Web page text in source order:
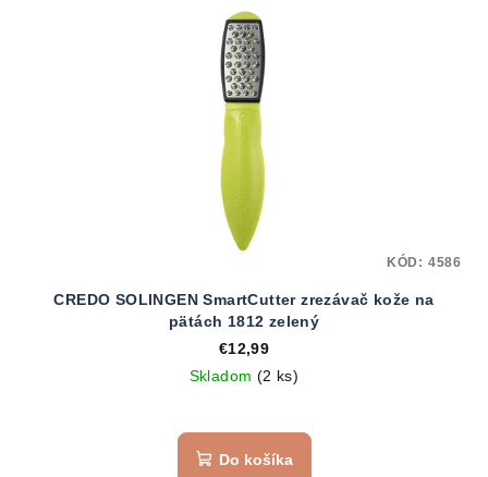
CREDO SOLINGEN SmartCutter zrezávač kože na
pätách 1812 zelený
€12,99
Skladom (2 ks)
Do košíka
KÓD: 4586